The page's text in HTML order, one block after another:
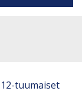
12-tuumaiset